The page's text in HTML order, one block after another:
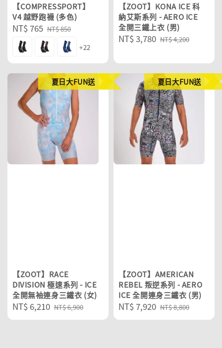
【COMPRESSPORT】
V4 越野跑襪 (多色)
Sale
price
NT$ 765 Regular
price
NT$ 850
+22
【ZOOT】KONA ICE 科
納艾斯系列 - AERO ICE
全開三鐵上衣 (男)
Sale
NT$ 3,780 Regular
NT$ 4,200
夏日大FUN送
【ZOOT】RACE
DIVISION 極速系列 - ICE
全開無袖連身三鐵衣 (女)
Sale
price
NT$ 6,210 Regular
price
NT$ 6,900
夏日大FUN送
【ZOOT】AMERICAN
REBEL 叛逆系列 - AERO
ICE 全開連身三鐵衣 (男)
Sale
price
NT$ 7,920 Regular
price
NT$ 8,800